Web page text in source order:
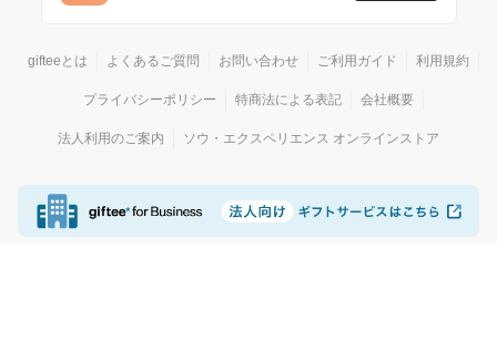
gifteeとは よくあるご質問 お問い合わせ ご利用ガイド 利用規約
プライバシーポリシー 特商法による表記 会社概要
法人利用のご案内 ソウ・エクスペリエンス オンラインストア